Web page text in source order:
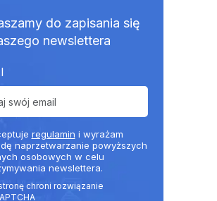
do zapisania się
newslettera
regulamin i wyrażam
naprzetwarzanie powyższych
osobowych w celu
newslettera.